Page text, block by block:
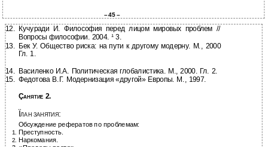
–45 –
12. Кучуради И. Философия перед лицом мировых проблем //
Вопросы философии. 2004. ¹ 3.
13.
Бек У. Общество риска: на пути к другому модерну. М., 2000
Гл. 1.
14. Василенко И.А. Политическая глобалистика. М., 2000. Гл. 2.
15. Федотова В.Г. Модернизация «другой» Европы. М., 1997.
ÇАНЯТИЕ 2.
ÏЛАН ЗАНЯТИЯ :
Обсуждение рефератов по проблемам:
1. Преступность.
2. Наркомания.